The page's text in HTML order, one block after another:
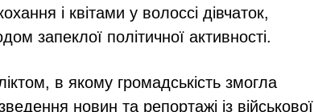
і квітами у волоссі дівчаток,
запеклої політичної активності.
в якому громадськість змогла
новин та репортажі із військової